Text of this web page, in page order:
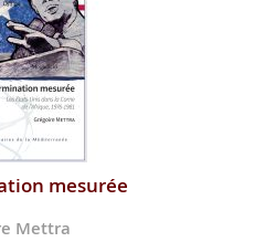
mesurée
Mettra